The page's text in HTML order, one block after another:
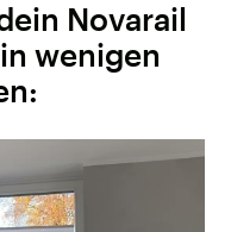
Novarail
wenigen